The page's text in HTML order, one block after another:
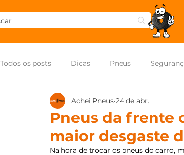
Todos os posts Dicas Pneus
Pneus para moto NASCAR Brasil
Pneus da frente
maior desgaste
Achei Pneus 24 de abr.
Na hora de trocar os pneus do carro,